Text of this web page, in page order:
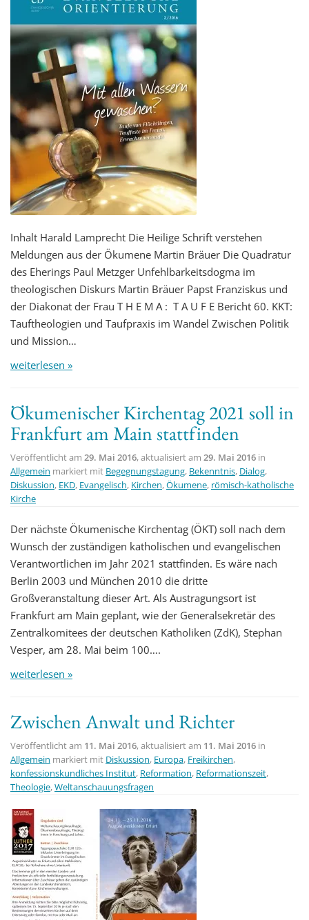
Inhalt Harald Lamprecht Die Heilige Schrift verstehen
Meldungen aus der Ökumene Martin Bräuer Die Quadratur
des Eherings Paul Metzger Unfehlbarkeitsdogma im
theologischen Diskurs Martin Bräuer Papst Franziskus und
der Diakonat der Frau T H E M A : T A U F E Bericht 60. KKT:
Tauftheologien und Taufpraxis im Wandel Zwischen Politik
und Mission…
weiterlesen »
Ökumenischer Kirchentag 2021 soll in
Frankfurt am Main stattfinden
Veröffentlicht am 29. Mai 2016, aktualisiert am 29. Mai 2016 in
Allgemein markiert mit Begegnungstagung, Bekenntnis, Dialog,
Diskussion, EKD, Evangelisch, Kirchen,Ökumene, römisch-katholische
Kirche
Der nächste Ökumenische Kirchentag (ÖKT) soll nach dem
Wunsch der zuständigen katholischen und evangelischen
Verantwortlichen im Jahr 2021 stattfinden. Es wäre nach
Berlin 2003 und München 2010 die dritte
Großveranstaltung dieser Art. Als Austragungsort ist
Frankfurt am Main geplant, wie der Generalsekretär des
Zentralkomitees der deutschen Katholiken (ZdK), Stephan
Vesper, am 28. Mai beim 100….
weiterlesen »
Zwischen Anwalt und Richter
Veröffentlicht am 11. Mai 2016, aktualisiert am 11. Mai 2016 in
Allgemein markiert mit Diskussion, Europa, Freikirchen,
konfessionskundliches Institut, Reformation, Reformationszeit,
Theologie,Weltanschauungsfragen